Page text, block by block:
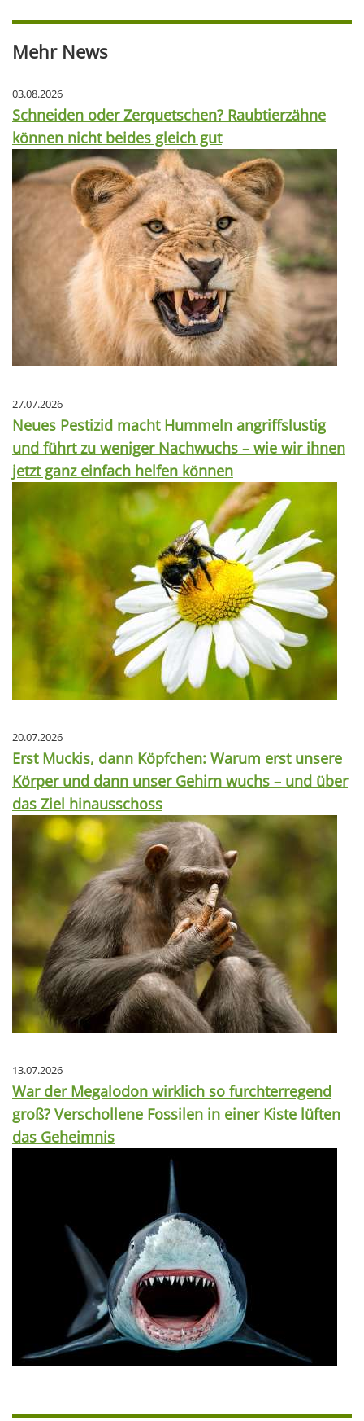
Mehr News
03.08.2026
Schneiden oder Zerquetschen? Raubtierzähne
können nicht beides gleich gut
27.07.2026
Neues Pestizid macht Hummeln angriffslustig
und führt zu weniger Nachwuchs – wie wir ihnen
jetzt ganz einfach helfen können
20.07.2026
Erst Muckis, dann Köpfchen: Warum erst unsere
Körper und dann unser Gehirn wuchs – und über
das Ziel hinausschoss
13.07.2026
War der Megalodon wirklich so furchterregend
groß? Verschollene Fossilen in einer Kiste lüften
das Geheimnis